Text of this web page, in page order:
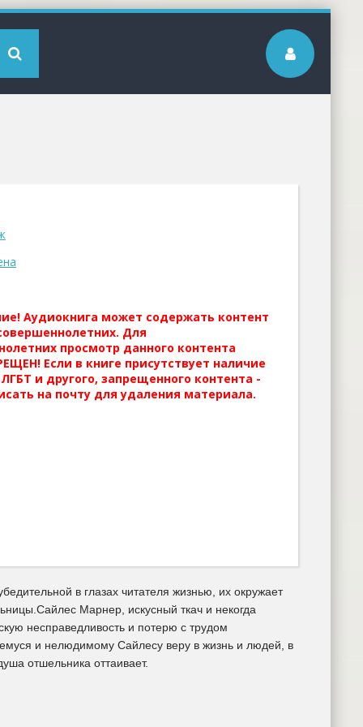
Аудиокнига может содержать контент
Для
просмотр данного контента
Если в книге присутствует наличие
и другого, запрещенного контента -
на почту для удаления материала.
в глазах читателя жизнью, их окружает
Марнер, искусный ткач и некогда
несправедливость и потерю с трудом
и нелюдимому Сайлесу веру в жизнь и людей, в
отшельника оттаивает.